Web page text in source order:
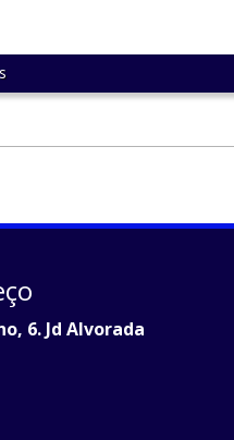
6. Jd Alvorada